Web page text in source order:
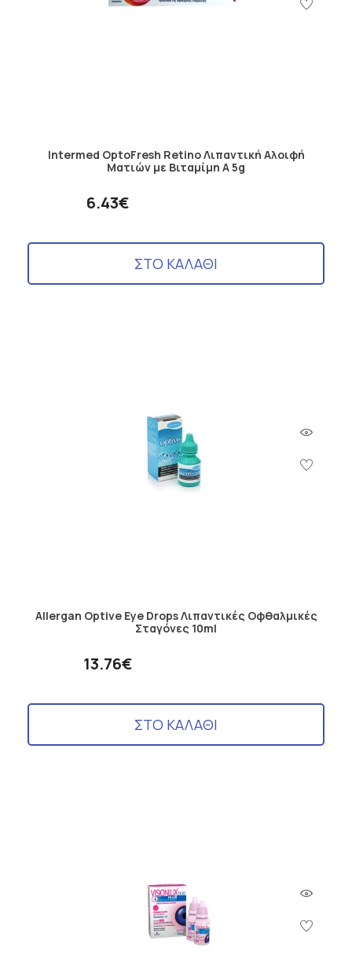
Intermed OptoFresh Retino Λιπαντική Αλοιφή
Ματιών με Βιταμίμη Α 5g
6.43€
ΣΤΟ ΚΑΛΑΘΙ
Allergan Optive Eye Drops Λιπαντικές Οφθαλμικές
Σταγόνες 10ml
13.76€
ΣΤΟ ΚΑΛΑΘΙ